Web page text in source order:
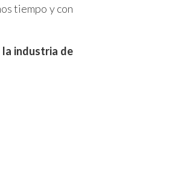
tiempo y con
industria de